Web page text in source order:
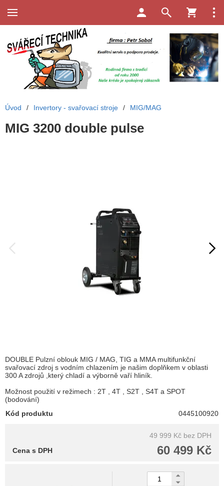
Úvod / Invertory - svařovací stroje / MIG/MAG
MIG 3200 double pulse
DOUBLE Pulzní oblouk MIG / MAG, TIG a MMA multifunkční
svařovací zdroj s vodním chlazením je našim doplňkem v oblasti
300 A zdrojů ,který chladí a výborně vaří hliník.
Možnost použití v režimech : 2T , 4T , S2T , S4T a SPOT
(bodování)
Kód produktu
0445100920
49 999 Kč bez DPH
60 499 Kč
Cena s DPH